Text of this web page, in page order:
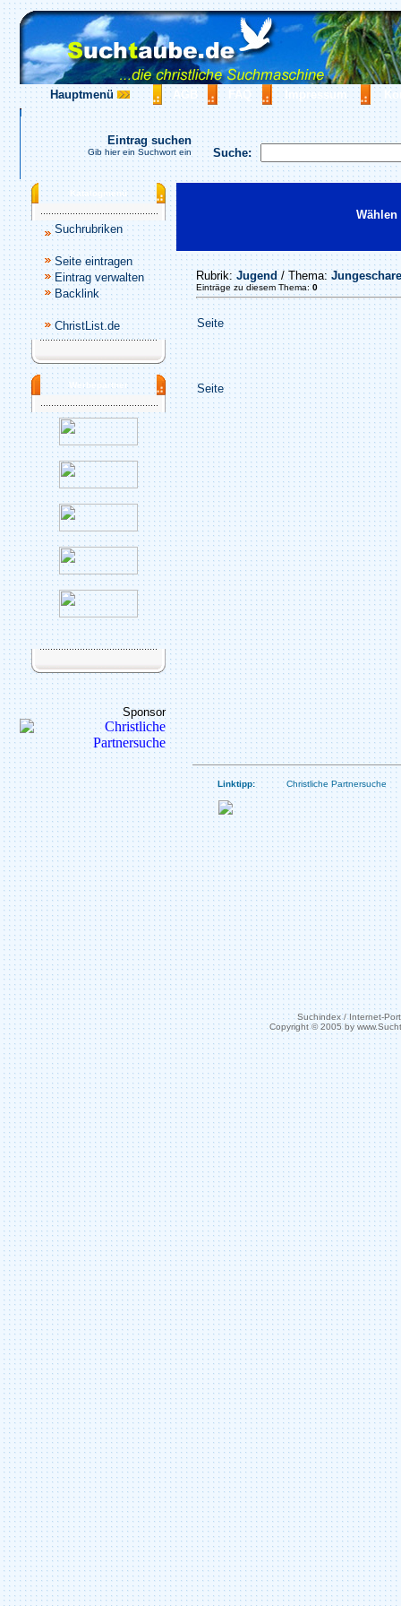
Hauptmenü AGB FAQ Impressum
Suche:
Eintrag suchen
Gib hier ein Suchwort ein
Katalogmenü
Suchrubriken
Seite eintragen
Eintrag verwalten
Backlink
ChristList.de
Werbepartner
Sponsor
Rubrik:Jugend/ Thema:
Einträge zu diesem Thema:0
Seite
Seite
Linktipp: Christliche Partnersuche
Suchindex / Internet-
Copyright © 2005 by